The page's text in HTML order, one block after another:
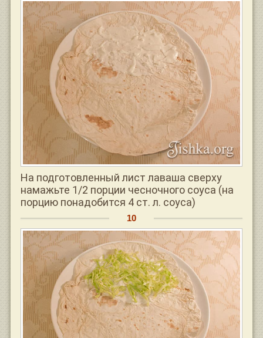
На подготовленный лист лаваша сверху
намажьте 1/2 порции чесночного соуса (на
порцию понадобится 4 ст. л. соуса)